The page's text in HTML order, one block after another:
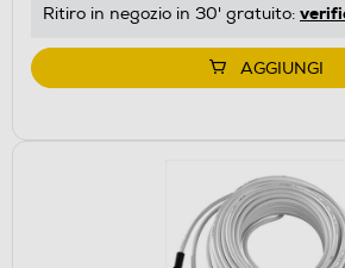
Ritiro in negozio in 30' gratuito:
AGGIUNGI